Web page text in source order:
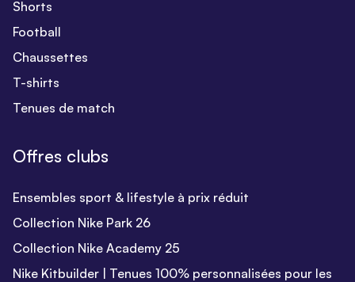
Shorts
Football
Chaussettes
T-shirts
Tenues de match
Offres clubs
Ensembles sport & lifestyle à prix réduit
Collection Nike Park 26
Collection Nike Academy 25
Nike Kitbuilder | Tenues 100% personnalisées pour les